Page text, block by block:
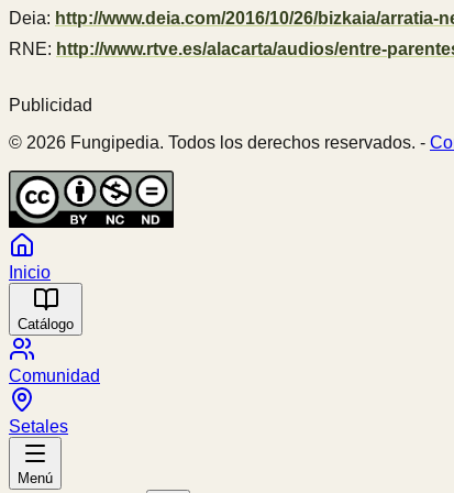
Deia: http://www.deia.com/2016/10/26/bizkaia/
RNE: http://www.rtve.es/alacarta/audios/entre-
Publicidad
© 2026 Fungipedia. Todos los derechos reservados. -
Inicio
Catálogo
Comunidad
Setales
Menú